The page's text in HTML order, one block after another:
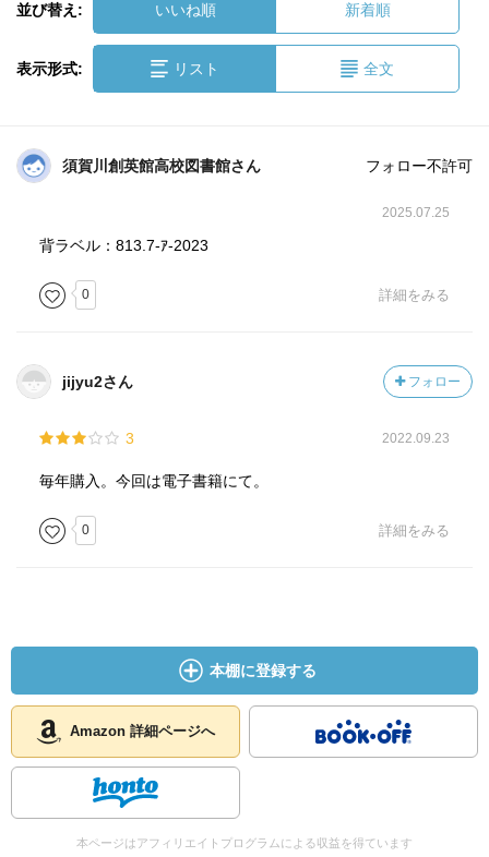
並び替え: いいね順 新着順
表示形式: リスト 全文
須賀川創英館高校図書館さん フォロー不許可
2025.07.25
背ラベル：813.7-ｱ-2023
0 詳細をみる
jijyu2さん フォロー
3 2022.09.23
毎年購入。今回は電子書籍にて。
0 詳細をみる
本棚に登録する
Amazon 詳細ページへ
本ページはアフィリエイトプログラムによる収益を得ています